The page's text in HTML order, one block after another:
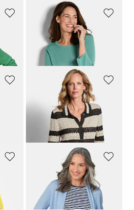
GOLDNER
Strickpullover mit Pünktchenmuster
39,95 €59,95 €
+ 1
99,95 €
30-Tage-Bestpreis**: 69,95 € (-14%)
Strickjacke aus Merinowolle
119,95 €
+ 5